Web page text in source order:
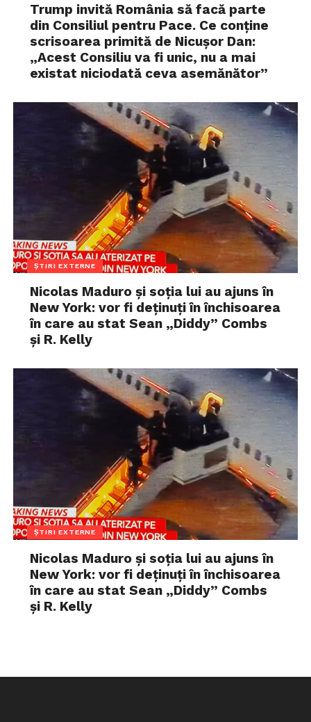
Trump invită România să facă parte
din Consiliul pentru Pace. Ce conține
scrisoarea primită de Nicușor Dan:
„Acest Consiliu va fi unic, nu a mai
existat niciodată ceva asemănător”
ȘTIRI EXTERNE
Nicolas Maduro și soția lui au ajuns în
New York: vor fi deținuți în închisoarea
în care au stat Sean „Diddy” Combs
și R. Kelly
ȘTIRI EXTERNE
Nicolas Maduro și soția lui au ajuns în
New York: vor fi deținuți în închisoarea
în care au stat Sean „Diddy” Combs
și R. Kelly